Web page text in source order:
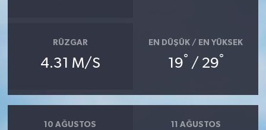
RÜZGAR
4.31 M/S
EN DÜŞÜK / EN YÜKSEK
19° / 29°
10 AĞUSTOS 11 AĞUSTOS